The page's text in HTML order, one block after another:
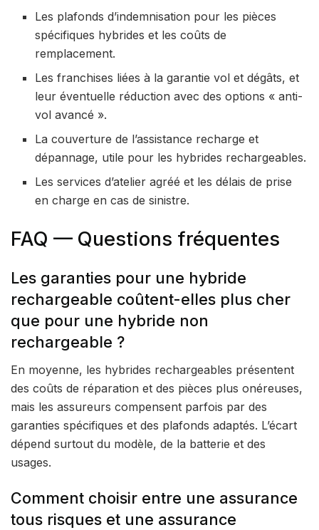
Les plafonds d’indemnisation pour les pièces
spécifiques hybrides et les coûts de
remplacement.
Les franchises liées à la garantie vol et dégâts, et
leur éventuelle réduction avec des options « anti-
vol avancé ».
La couverture de l’assistance recharge et
dépannage, utile pour les hybrides rechargeables.
Les services d’atelier agréé et les délais de prise
en charge en cas de sinistre.
FAQ — Questions fréquentes
Les garanties pour une hybride
rechargeable coûtent-elles plus cher
que pour une hybride non
rechargeable ?
En moyenne, les hybrides rechargeables présentent
des coûts de réparation et des pièces plus onéreuses,
mais les assureurs compensent parfois par des
garanties spécifiques et des plafonds adaptés. L’écart
dépend surtout du modèle, de la batterie et des
usages.
Comment choisir entre une assurance
tous risques et une assurance